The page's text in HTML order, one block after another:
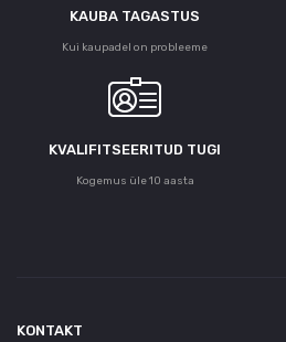
KAUBA TAGASTUS
Kui kaupadel on probleeme
KVALIFITSEERITUD TUGI
Kogemus üle 10 aasta
KONTAKT